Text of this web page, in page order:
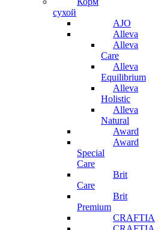
сухой
AJO
Alleva
Alleva
Care
Alleva
Equilibrium
Alleva
Holistic
Alleva
Natural
Award
Award
Special
Care
Brit
Care
Brit
Premium
CRAFTIA